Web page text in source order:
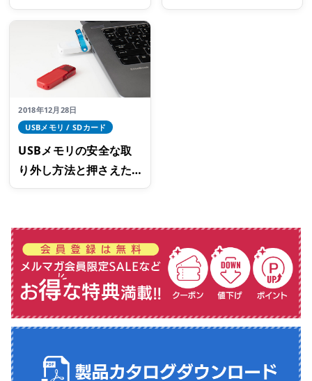
く使用する方法
化をすること
2018年12月28日
USBメモリ / SDカード
USBメモリの安全な取
り外し方法と押さえた
いポイント